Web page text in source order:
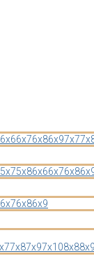
6x66x76x86x97x7
5x75x86x66x76x8
6x76x86x9
7x87x97x108x8